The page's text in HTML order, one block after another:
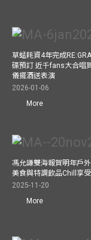
草蜢耗資4年完成
碟預訂 近千fans大合唱
儀擺酒送表演
2026-01-06
More
馮允謙雙海報賀明年戶
美食與特調飲品Chill享
2025-11-20
More